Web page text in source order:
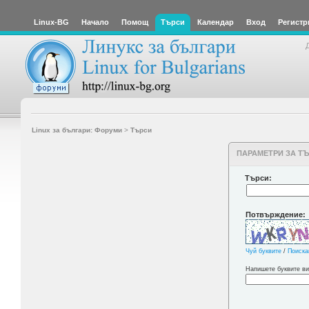
Linux-BG Начало Помощ Търси Календар Вход
Linux за българи: Форуми> Търси
ПАРАМЕТРИ ЗА
Търси:
Потвърждение:
Чуй буквите /
Напишете буквите